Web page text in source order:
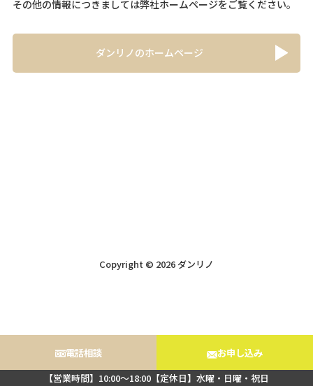
その他の情報につきましては弊社ホームページをご覧ください。
ダンリノのホームページ
電話相談 お申し込み
【営業時間】10:00～18:00【定休日】水曜・日曜・祝日
Copyright © 2026 ダンリノ